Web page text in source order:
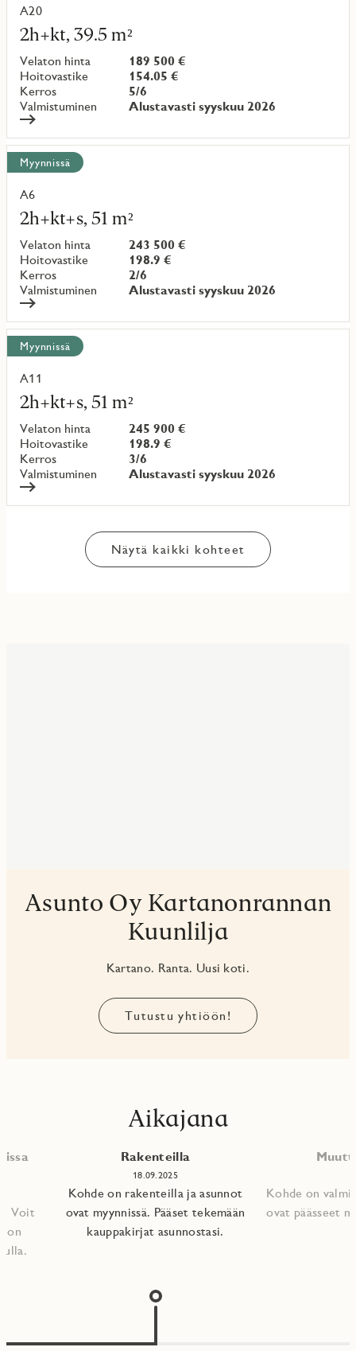
A20
2h+kt, 39.5 m²
Velaton hinta
189 500 €
Hoitovastike
154.05 €
Kerros
5/6
Valmistuminen
Alustavasti syyskuu 2026
Lue
lisää
kohteesta
Myynnissä
A6
2h+kt+s, 51 m²
Velaton hinta
243 500 €
Hoitovastike
198.9 €
Kerros
2/6
Valmistuminen
Alustavasti syyskuu 2026
Lue
lisää
kohteesta
Myynnissä
A11
2h+kt+s, 51 m²
Velaton hinta
245 900 €
Hoitovastike
198.9 €
Kerros
3/6
Valmistuminen
Alustavasti syyskuu 2026
Lue
lisää
kohteesta
Näytä kaikki kohteet
Asunto Oy Kartanonrannan
Kuunlilja
Kartano. Ranta. Uusi koti.
Tutustu yhtiöön!
Aikajana
Voit
Rakenteilla
18.09.2025
Kohde on rakenteilla ja asunnot
ovat myynnissä. Pääset tekemään
kauppakirjat asunnostasi.​
Kohde on
ovat päässeet